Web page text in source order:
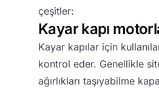
çeşitler:
Kayar kapı
Kayar kapılar için
kontrol eder. Genellikle
ağırlıkları taşıyabilme